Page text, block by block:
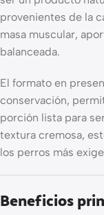
provenientes de la
masa muscular,
balanceada.
El formato en
conservación,
porción lista para
textura cremosa,
los perros más
Beneficios